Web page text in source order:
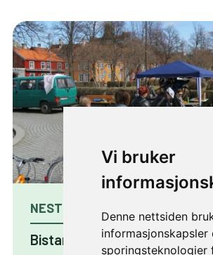
Vi bruker
Denne nettsiden
informasjonskapsler
sporingsteknologier
NESTE ARTIKKEL
Bistand til arrangementer